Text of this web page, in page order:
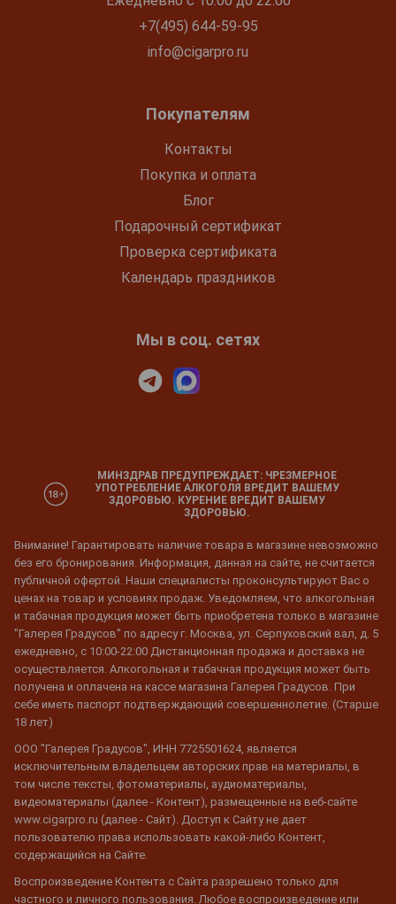
+7(495) 644-59-95
info@cigarpro.ru
Покупателям
Контакты
Покупка и оплата
Блог
Подарочный сертификат
Проверка сертификата
Календарь праздников
Мы в соц. сетях
МИНЗДРАВ ПРЕДУПРЕЖДАЕТ: ЧРЕЗМЕРНОЕ
УПОТРЕБЛЕНИЕ АЛКОГОЛЯ ВРЕДИТ ВАШЕМУ
ЗДОРОВЬЮ. КУРЕНИЕ ВРЕДИТ ВАШЕМУ
ЗДОРОВЬЮ.
Внимание! Гарантировать наличие товара в магазине невозможно
без его бронирования. Информация, данная на сайте, не считается
публичной офертой. Наши специалисты проконсультируют Вас о
ценах на товар и условиях продаж. Уведомляем, что алкогольная
и табачная продукция может быть приобретена только в магазине
"Галерея Градусов" по адресу г. Москва, ул. Серпуховский вал, д. 5
ежедневно, с 10:00-22:00 Дистанционная продажа и доставка не
осуществляется. Алкогольная и табачная продукция может быть
получена и оплачена на кассе магазина Галерея Градусов. При
себе иметь паспорт подтверждающий совершеннолетие. (Старше
18 лет)
ООО "Галерея Градусов", ИНН 7725501624, является
исключительным владельцем авторских прав на материалы, в
том числе тексты, фотоматериалы, аудиоматериалы,
видеоматериалы (далее - Контент), размещенные на веб-сайте
www.cigarpro.ru (далее - Сайт). Доступ к Сайту не дает
пользователю права использовать какой-либо Контент,
содержащийся на Сайте.
Воспроизведение Контента с Сайта разрешено только для
частного и личного пользования. Любое воспроизведение или